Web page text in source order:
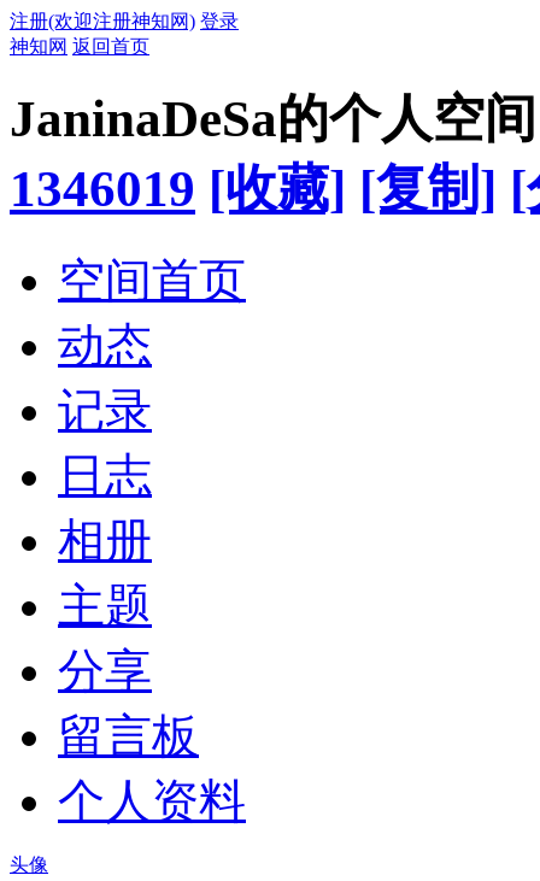
注册(欢迎注册神知网) 登录
神知网 返回首页
JaninaDeSa的个人空间
1346019 [收藏] [复制] [
空间首页
动态
记录
日志
相册
主题
分享
留言板
个人资料
头像